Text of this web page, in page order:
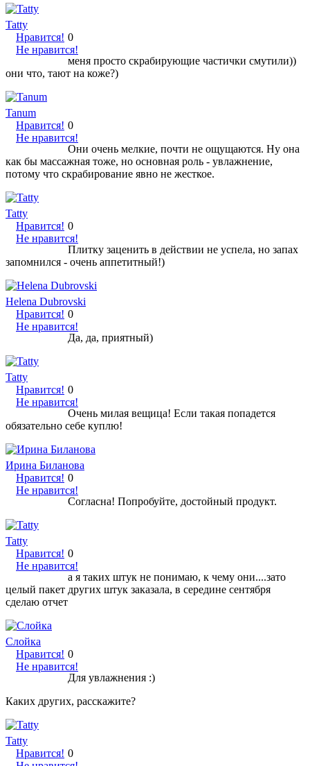
Tatty
Нравится!
Не нравится!
0
меня просто скрабирующие частички смутили))
они что, тают на коже?)
Tanum
Нравится!
Не нравится!
0
Они очень мелкие, почти не ощущаются. Ну она
как бы массажная тоже, но основная роль - увлажнение,
потому что скрабирование явно не жесткое.
Tatty
Нравится!
Не нравится!
0
Плитку заценить в действии не успела, но запах
запомнился - очень аппетитный!)
Helena Dubrovski
Нравится!
Не нравится!
0
Да, да, приятный)
Tatty
Нравится!
Не нравится!
0
Очень милая вещица! Если такая попадется
обязательно себе куплю!
Ирина Биланова
Нравится!
Не нравится!
0
Согласна! Попробуйте, достойный продукт.
Tatty
Нравится!
Не нравится!
0
а я таких штук не понимаю, к чему они....зато
целый пакет других штук заказала, в середине сентября
сделаю отчет
Слойка
Нравится!
Не нравится!
0
Для увлажнения :)
Каких других, расскажите?
Tatty
Нравится! 0